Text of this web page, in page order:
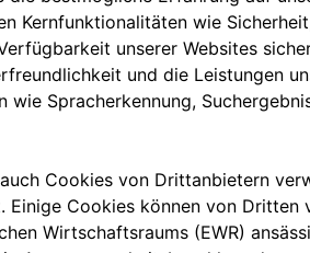
Layout das gleiche
Aufhängungen sind vorne
Parallelogramm montiert
angebracht werden.
Mechanik teilten, sind